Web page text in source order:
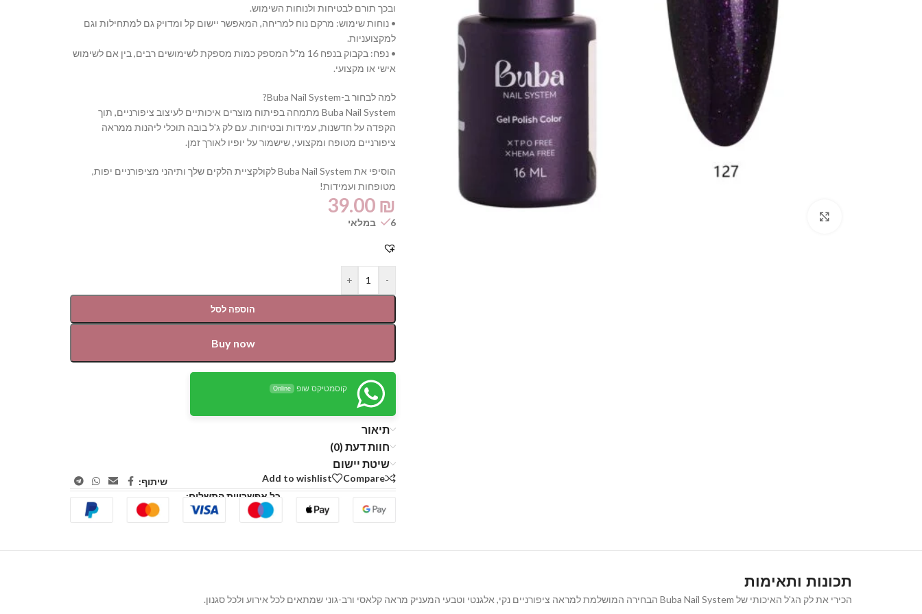
ובכך תורם לבטיחות ולנוחות השימוש.
• נוחות שימוש: מרקם נוח למריחה, המאפשר יישום קל ומדויק גם למתחילות וגם
למקצועניות.
• נפח: בקבוק בנפח 16 מ"ל המספק כמות מספקת לשימושים רבים, בין אם לשימוש
אישי או מקצועי.
למה לבחור ב-Buba Nail System?
Buba Nail System מתמחה בפיתוח מוצרים איכותיים לעיצוב ציפורניים, תוך
הקפדה על חדשנות, עמידות ובטיחות. עם לק ג'ל בובה תוכלי ליהנות ממראה
ציפורניים מטופח ומקצועי, שישמור על יופיו לאורך זמן.
הוסיפי את Buba Nail System לקולקציית הלקים שלך ותיהני מציפורניים יפות,
מטופחות ועמידות!
39.00 ₪
6 במלאי
-
+
הוספה לסל
Buy now
קוסמטיקס שופ Online
תיאור
חוות דעת (0)
שיטת יישום
Compare
Add to wishlist
שיתוף:
כל אפשרויות התשלום:
תכונות ותאימות
הכירי את לק הג'ל האיכותי של Buba Nail System הבחירה המושלמת למראה ציפורניים נקי, אלגנטי וטבעי המעניק מראה קלאסי ורב-גוני שמתאים לכל אירוע ולכל סגנון.